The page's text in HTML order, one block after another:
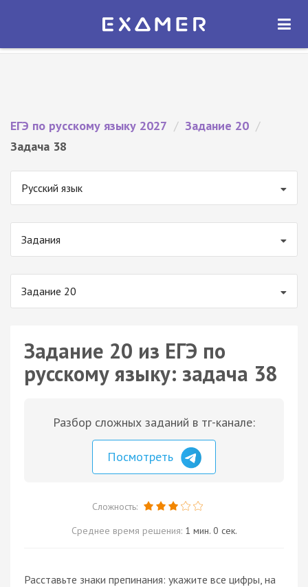
Экзамер — ЕГЭ 2027
ОТКРЫТЬ
ЕГЭ по русскому языку 2027 / Задание 20 /
Задача 38
Русский язык
Задания
Задание 20
Задание 20 из ЕГЭ по
русскому языку: задача 38
Разбор сложных заданий в тг-канале:
Посмотреть
Сложность:
Среднее время решения: 1 мин. 0 сек.
Расставьте знаки препинания: укажите все цифры, на